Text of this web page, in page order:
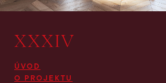
O PROJEKTU
ÚVOD